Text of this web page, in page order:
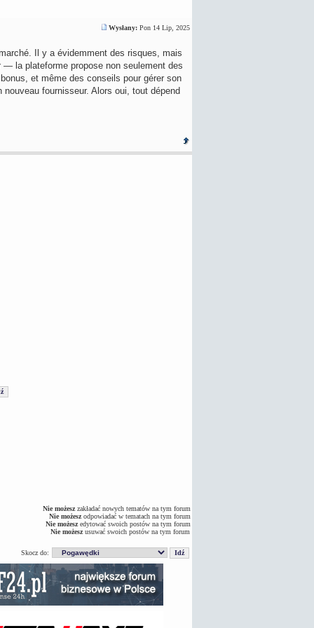
Wysłany:Pon 14 Lip, 2025
Il y a évidemment des risques, mais
— la plateforme propose non seulement des
et même des conseils pour gérer son
fournisseur. Alors oui, tout dépend
Nie możeszzakładać nowych tematów na tym forum
Nie możeszodpowiadać w tematach na tym forum
Nie możeszedytować swoich postów na tym forum
Nie możeszusuwać swoich postów na tym forum
Skocz do: